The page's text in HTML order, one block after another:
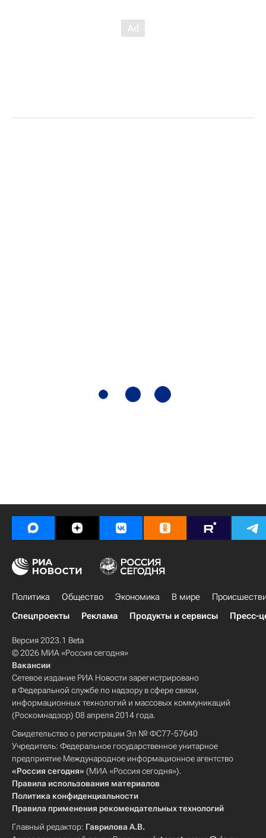
Политика Общество Экономика В мире
Спецпроекты
Реклама Продукты и сервисы Пресс-
Версия 2023.1 Beta
© 2026 МИА «Россия сегодня»
Вакансии
Сетевое издание РИА Новости зарегистрировано
в Федеральной службе по надзору в сфере связи,
информационных технологий и массовых коммуникаций
(Роскомнадзор) 08 апреля 2014 года.
Свидетельство о регистрации Эл № ФС77-57640
Учредитель: Федеральное государственное унитарное
предприятие Международное информационное агентство
«Россия сегодня» (МИА «Россия сегодня»).
Правила использования материалов
Политика конфиденциальности
Правила применения рекомендательных технологий
Главный редактор: Гаврилова А.В.